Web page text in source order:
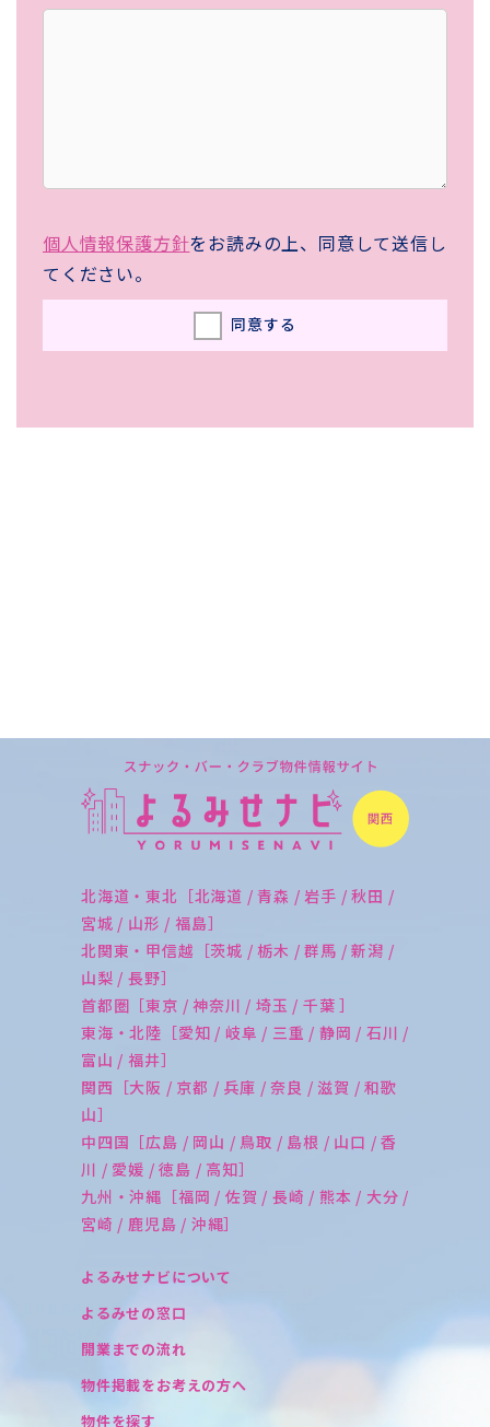
個人情報保護方針をお読みの上、同意して送信し
てください。
同意する
北海道・東北［北海道 / 青森 / 岩手 / 秋田 /
宮城 / 山形 / 福島］
北関東・甲信越［茨城 / 栃木 / 群馬 / 新潟 /
山梨 / 長野］
首都圏［東京 / 神奈川 / 埼玉 / 千葉 ］
東海・北陸［愛知 / 岐阜 / 三重 / 静岡 / 石川 /
富山 / 福井］
関西［大阪 / 京都 / 兵庫 / 奈良 / 滋賀 / 和歌
山］
中四国［広島 / 岡山 / 鳥取 / 島根 / 山口 / 香
川 / 愛媛 / 徳島 / 高知］
九州・沖縄［福岡 / 佐賀 / 長崎 / 熊本 / 大分 /
宮崎 / 鹿児島 / 沖縄］
よるみせナビについて
よるみせの窓口
開業までの流れ
物件掲載をお考えの方へ
物件を探す